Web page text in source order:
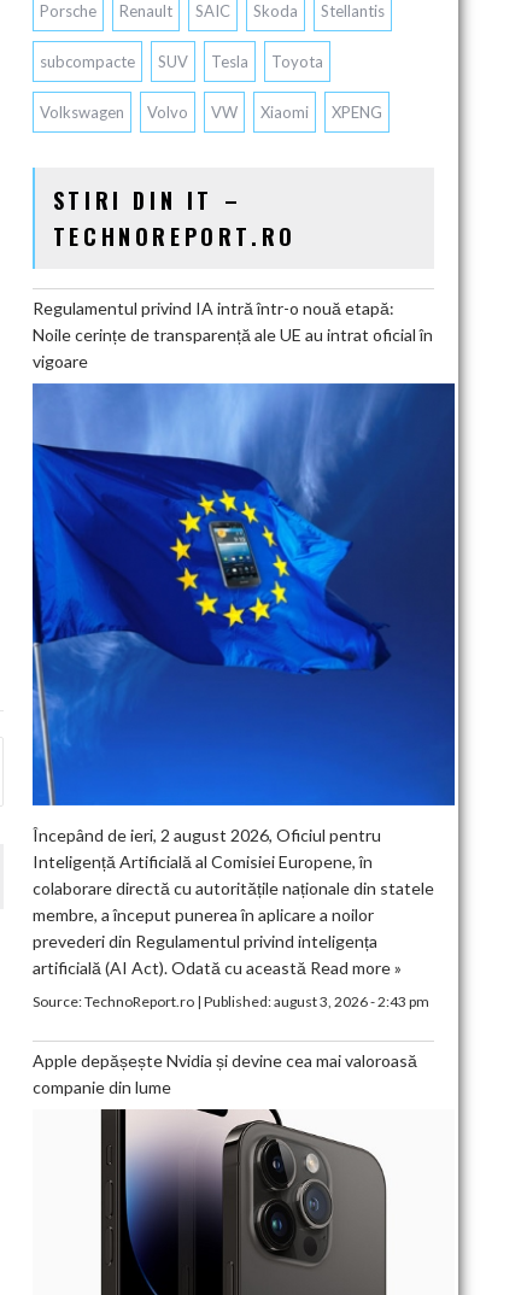
Porsche Renault SAIC Skoda Stellantis
subcompacte SUV Tesla Toyota
Volkswagen Volvo VW Xiaomi XPENG
STIRI DIN IT –
TECHNOREPORT.RO
Regulamentul privind IA intră într-o nouă etapă:
Noile cerințe de transparență ale UE au intrat oficial în
vigoare
Începând de ieri, 2 august 2026, Oficiul pentru
Inteligență Artificială al Comisiei Europene, în
colaborare directă cu autoritățile naționale din statele
membre, a început punerea în aplicare a noilor
prevederi din Regulamentul privind inteligența
artificială (AI Act). Odată cu această Read more »
Source:TechnoReport.ro| Published:august 3, 2026 - 2:43 pm
Apple depășește Nvidia și devine cea mai valoroasă
companie din lume